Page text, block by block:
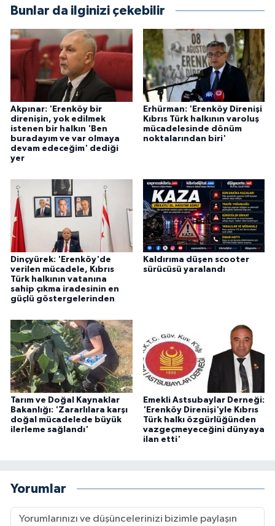
Bunlar da ilginizi çekebilir
Akpınar: 'Erenköy bir
direnişin, yok edilmek
istenen bir halkın 'Ben
buradayım ve var olmaya
devam edeceğim' dediği
yer
Erhürman: 'Erenköy Direnişi
Kıbrıs Türk halkının varoluş
mücadelesinde dönüm
noktalarından biri'
Dinçyürek: 'Erenköy'de
verilen mücadele, Kıbrıs
Türk halkının vatanına
sahip çıkma iradesinin en
güçlü göstergelerinden
Kaldırıma düşen scooter
sürücüsü yaralandı
Tarım ve Doğal Kaynaklar
Bakanlığı: 'Zararlılara karşı
doğal mücadelede büyük
ilerleme sağlandı'
Emekli Astsubaylar Derneği:
'Erenköy Direnişi'yle Kıbrıs
Türk halkı özgürlüğünden
vazgeçmeyeceğini dünyaya
ilan etti'
Yorumlar